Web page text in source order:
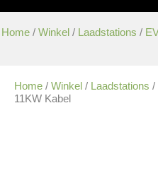
Home / Winkel / Laadstations /
Home / Winkel / Laadstations /
11KW Kabel